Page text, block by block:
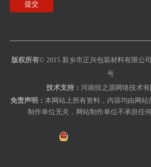
提交
版权所有© 2015 新乡市正兴包装材料有限公
号
技术支持： 河南恒之源网络技术有
免责声明： 本网站上所有资料，内容均由网
制作单位无关，网站制作单位不承担任